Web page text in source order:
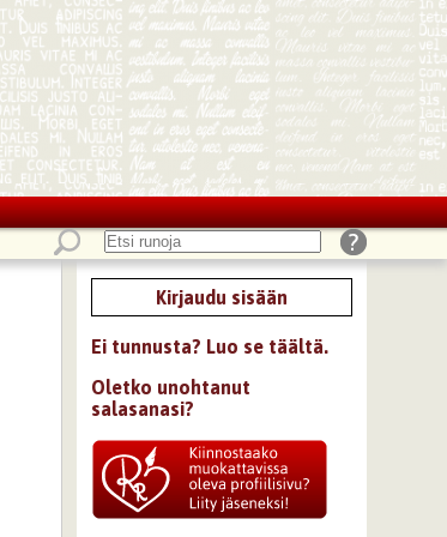
Kirjaudu sisään
Ei tunnusta? Luo se täältä.
Oletko unohtanut
salasanasi?